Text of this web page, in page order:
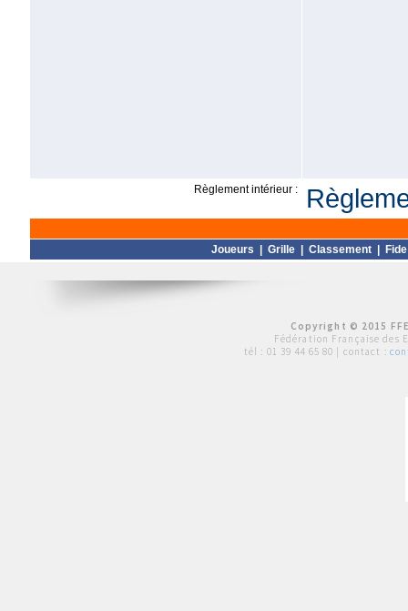
Règlement intérieur :
Joueurs Grille Classement Fide
Copyright © 2015
Fédération Française des
tél : 01 39 44 65 80 | contact :